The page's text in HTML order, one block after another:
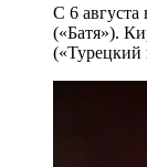
С 6
(«Батя»).